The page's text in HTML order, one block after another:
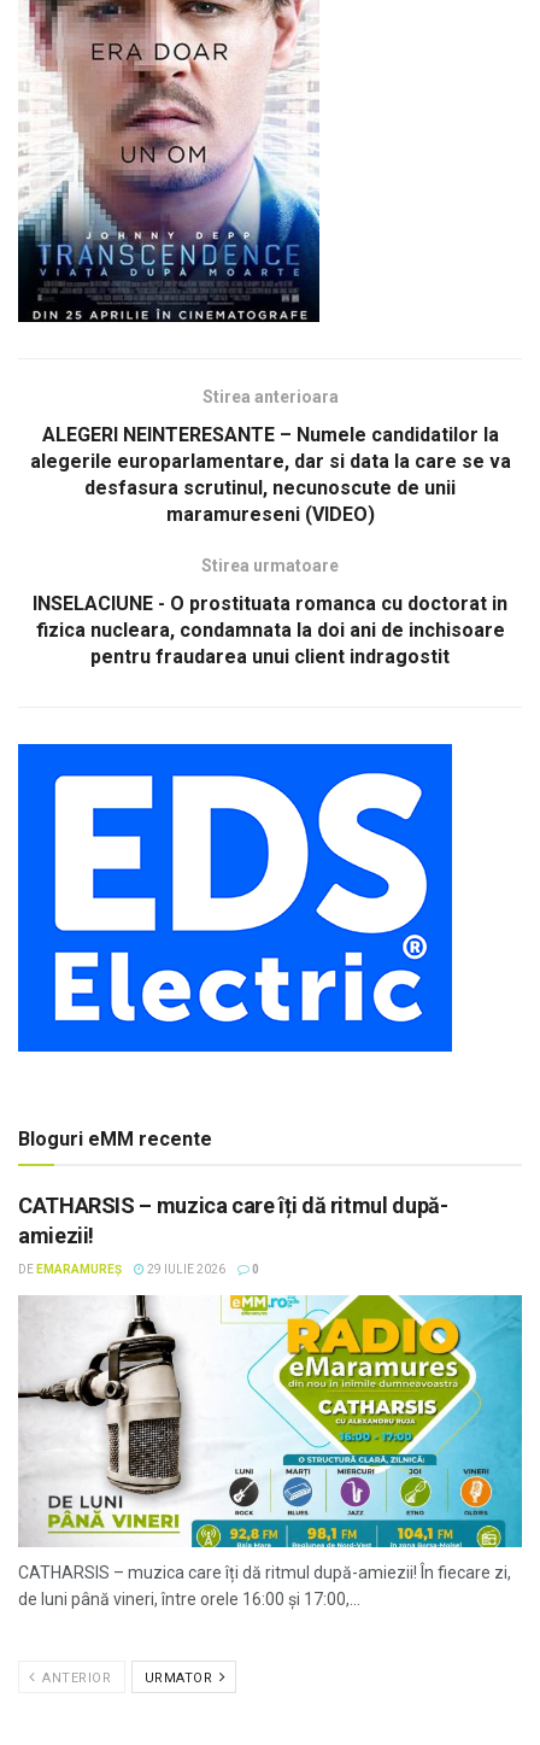
Stirea anterioara
ALEGERI NEINTERESANTE – Numele candidatilor la
alegerile europarlamentare, dar si data la care se va
desfasura scrutinul, necunoscute de unii
maramureseni (VIDEO)
Stirea urmatoare
INSELACIUNE - O prostituata romanca cu doctorat in
fizica nucleara, condamnata la doi ani de inchisoare
pentru fraudarea unui client indragostit
Bloguri eMM recente
CATHARSIS – muzica care îți dă ritmul după-
amiezii!
DE EMARAMUREȘ 29 IULIE 2026 0
CATHARSIS – muzica care îți dă ritmul după-amiezii! În fiecare zi,
de luni până vineri, între orele 16:00 și 17:00,...
ANTERIOR URMATOR